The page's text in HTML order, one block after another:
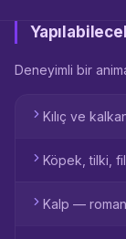
Deneyimli bir
Kılıç ve
Köpek, tilki,
Kalp —